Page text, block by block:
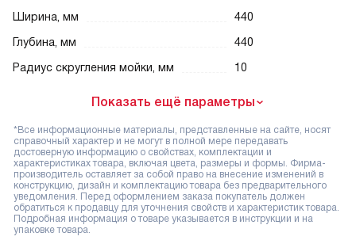
Ширина, мм
440
Глубина, мм
440
Радиус скругления мойки, мм
10
Показать ещё параметры
*Все информационные материалы, представленные на сайте, носят
справочный характер и не могут в полной мере передавать
достоверную информацию о свойствах, комплектации и
характеристиках товара, включая цвета, размеры и формы. Фирма-
производитель оставляет за собой право на внесение изменений в
конструкцию, дизайн и комплектацию товара без предварительного
уведомления. Перед оформлением заказа покупатель должен
обратиться к продавцу для уточнения свойств и характеристик товара.
Подробная информация о товаре указывается в инструкции и на
упаковке товара.